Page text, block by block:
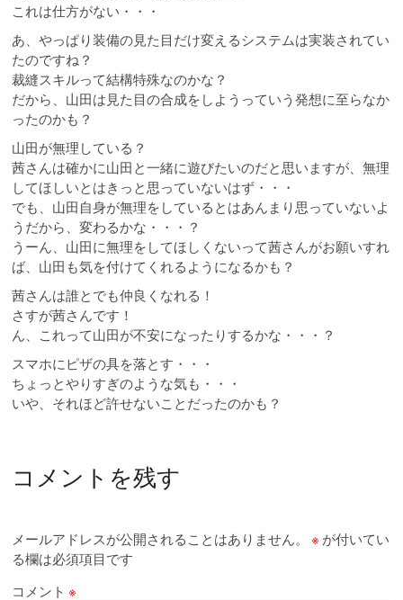
これは仕方がない・・・
あ、やっぱり装備の見た目だけ変えるシステムは実装されてい
たのですね？
裁縫スキルって結構特殊なのかな？
だから、山田は見た目の合成をしようっていう発想に至らなか
ったのかも？
山田が無理している？
茜さんは確かに山田と一緒に遊びたいのだと思いますが、無理
してほしいとはきっと思っていないはず・・・
でも、山田自身が無理をしているとはあんまり思っていないよ
うだから、変わるかな・・・？
うーん、山田に無理をしてほしくないって茜さんがお願いすれ
ば、山田も気を付けてくれるようになるかも？
茜さんは誰とでも仲良くなれる！
さすが茜さんです！
ん、これって山田が不安になったりするかな・・・？
スマホにピザの具を落とす・・・
ちょっとやりすぎのような気も・・・
いや、それほど許せないことだったのかも？
コメントを残す
メールアドレスが公開されることはありません。 ※ が付いてい
る欄は必須項目です
コメント※